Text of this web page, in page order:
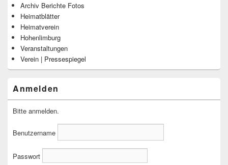
Archiv Berichte Fotos
Heimatblätter
Heimatverein
Hohenlimburg
Veranstaltungen
Verein | Pressespiegel
Anmelden
Bitte anmelden.
Benutzername
Passwort